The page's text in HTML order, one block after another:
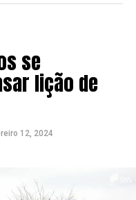
se
lição de
12, 2024